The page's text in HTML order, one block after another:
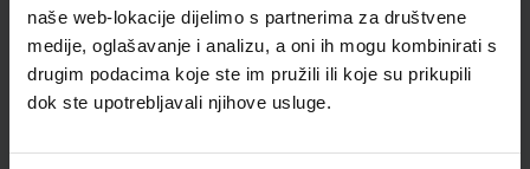
naše web-lokacije dijelimo s partnerima za društvene
medije, oglašavanje i analizu, a oni ih mogu kombinirati s
drugim podacima koje ste im pružili ili koje su prikupili
dok ste upotrebljavali njihove usluge.
MOJ SRETNI BROJ 3; nastavni listići za matematiku u trećem
razredu osnovne škole